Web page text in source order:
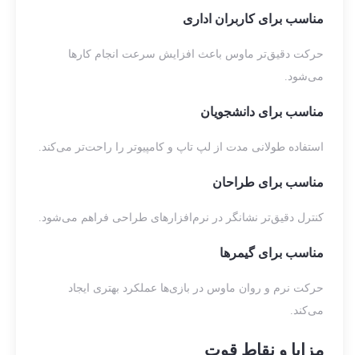
مناسب برای کاربران اداری
حرکت دقیق‌تر ماوس باعث افزایش سرعت انجام کارها
می‌شود.
مناسب برای دانشجویان
استفاده طولانی مدت از لپ تاپ و کامپیوتر را راحت‌تر می‌کند.
مناسب برای طراحان
کنترل دقیق‌تر نشانگر در نرم‌افزارهای طراحی فراهم می‌شود.
مناسب برای گیمرها
حرکت نرم و روان ماوس در بازی‌ها عملکرد بهتری ایجاد
می‌کند.
مزایا و نقاط قوت